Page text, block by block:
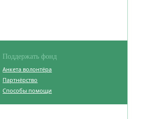
Поддержать фонд
Анкета волонтёра
Партнёрство
Способы помощи